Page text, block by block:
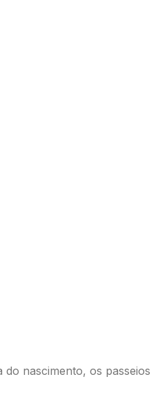
nascimento, os passeios